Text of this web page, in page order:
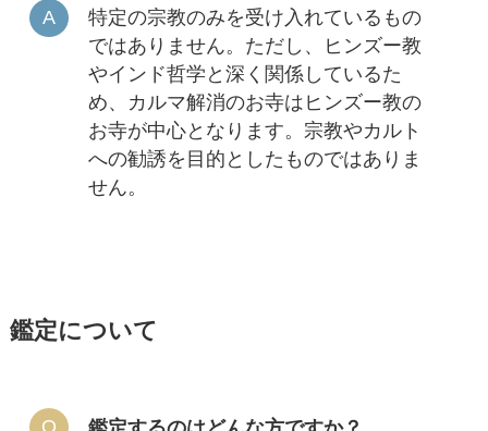
特定の宗教のみを受け入れているもの
ではありません。ただし、ヒンズー教
やインド哲学と深く関係しているた
め、カルマ解消のお寺はヒンズー教の
お寺が中心となります。宗教やカルト
への勧誘を目的としたものではありま
せん。
鑑定について